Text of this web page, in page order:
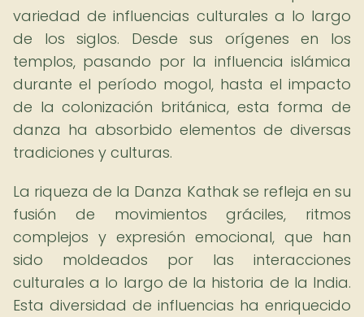
variedad de influencias culturales a lo largo
de los siglos. Desde sus orígenes en los
templos, pasando por la influencia islámica
durante el período mogol, hasta el impacto
de la colonización británica, esta forma de
danza ha absorbido elementos de diversas
tradiciones y culturas.
La riqueza de la Danza Kathak se refleja en su
fusión de movimientos gráciles, ritmos
complejos y expresión emocional, que han
sido moldeados por las interacciones
culturales a lo largo de la historia de la India.
Esta diversidad de influencias ha enriquecido